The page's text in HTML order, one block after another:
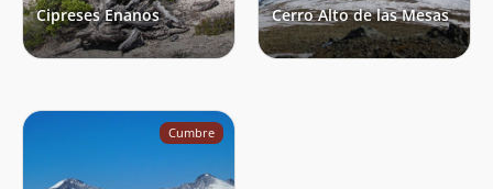
Cipreses Enanos Cerro Alto de las Mesas
Cumbre